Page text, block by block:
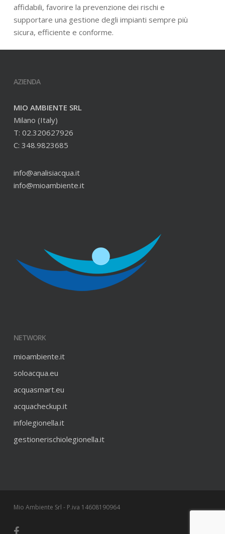
affidabili, favorire la prevenzione dei rischi e
supportare una gestione degli impianti sempre più
sicura, efficiente e conforme.
AZIENDA
MIO AMBIENTE SRL
Milano (Italy)
T: 02.320627926
C: 348.9823685
info@analisiacqua.it
info@mioambiente.it
NETWORK
mioambiente.it
soloacqua.eu
acquasmart.eu
acquacheckup.it
infolegionella.it
gestionerischiolegionella.it
Mio Ambiente Srl - P.iva 14608190964
facebook